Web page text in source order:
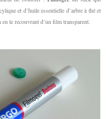
et d’huile essentielle d’arbre à thé et
le recouvrant d’un film transparent.